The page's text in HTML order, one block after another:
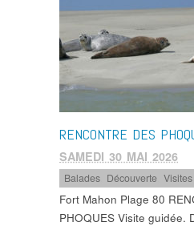
RENCONTRE DES
SAMEDI 30 MAI 2026
Balades Découverte ,Visites
Fort Mahon Plage 80
PHOQUES Visite guidée.